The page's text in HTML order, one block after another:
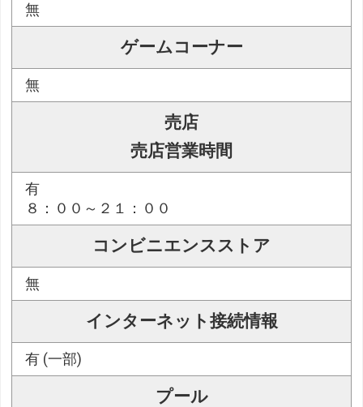
無
ゲームコーナー
無
売店
売店営業時間
有
８：００～２１：００
コンビニエンスストア
無
インターネット接続情報
有 (一部)
プール